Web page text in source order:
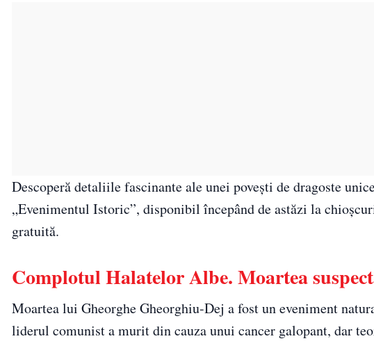
Descoperă detaliile fascinante ale unei povești de dragoste
„Evenimentul Istoric”, disponibil începând de astăzi la
gratuită.
Complotul Halatelor Albe. Moartea
Moartea lui Gheorghe Gheorghiu-Dej a fost un eveniment
liderul comunist a murit din cauza unui cancer galopant, dar